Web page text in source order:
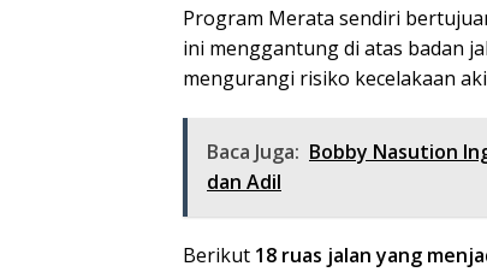
Program Merata sendiri
ini menggantung di atas badan
mengurangi risiko kecelakaan
Baca Juga: Bobby Nasution
dan Adil
Berikut 18 ruas jalan yang